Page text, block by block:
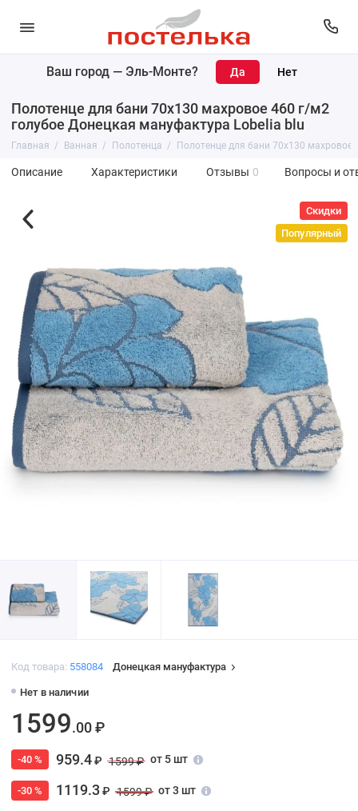
Ваш город — Эль-Монте?
Полотенце для бани 70х130 махровое 460 г/м2
голубое Донецкая мануфактура Lobelia blu
Главная Ванная Полотенца Полотенце для бани 70х130
Описание Характеристики Отзывы 0 Вопросы и
Скидки
Популярный
Код товара: 558084 Донецкая мануфактура
Нет в наличии
1599.00 ₽
-40 % 959.4₽ 1599 ₽ от 5 шт
-30 % 1119.3₽ 1599 ₽ от 3 шт